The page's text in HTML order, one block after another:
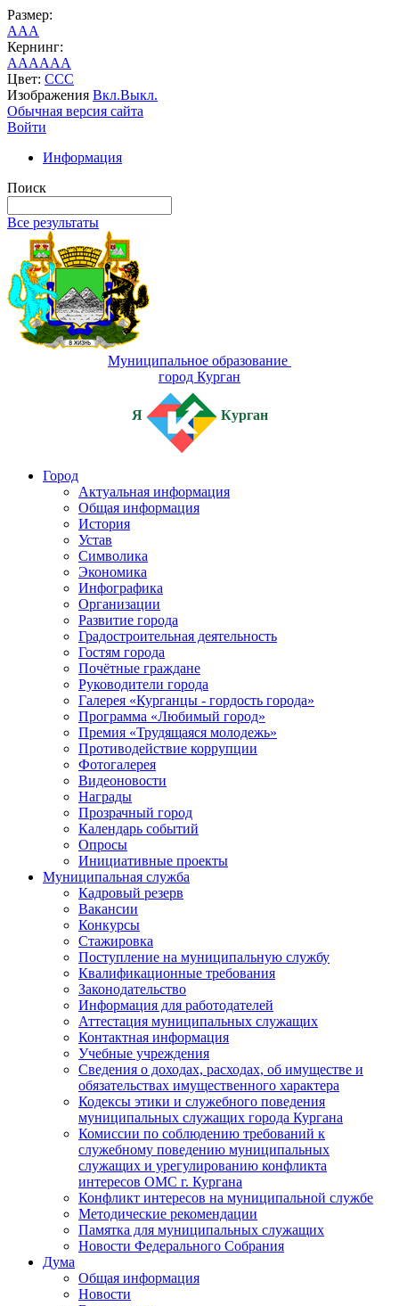
Размер:
AAA
Кернинг:
AAAAAA
Цвет: CCC
Изображения Вкл.Выкл.
Обычная версия сайта
Войти
Информация
Поиск
Все результаты
Муниципальное образование
город Курган
Я Курган
Город
Актуальная информация
Общая информация
История
Устав
Символика
Экономика
Инфографика
Организации
Развитие города
Градостроительная деятельность
Гостям города
Почётные граждане
Руководители города
Галерея «Курганцы - гордость города»
Программа «Любимый город»
Премия «Трудящаяся молодежь»
Противодействие коррупции
Фотогалерея
Видеоновости
Награды
Прозрачный город
Календарь событий
Опросы
Инициативные проекты
Муниципальная служба
Кадровый резерв
Вакансии
Конкурсы
Стажировка
Поступление на муниципальную службу
Квалификационные требования
Законодательство
Информация для работодателей
Аттестация муниципальных служащих
Контактная информация
Учебные учреждения
Сведения о доходах, расходах, об имуществе и
обязательствах имущественного характера
Кодексы этики и служебного поведения
муниципальных служащих города Кургана
Комиссии по соблюдению требований к
служебному поведению муниципальных
служащих и урегулированию конфликта
интересов ОМС г. Кургана
Конфликт интересов на муниципальной службе
Методические рекомендации
Памятка для муниципальных служащих
Новости Федерального Cобрания
Дума
Общая информация
Новости